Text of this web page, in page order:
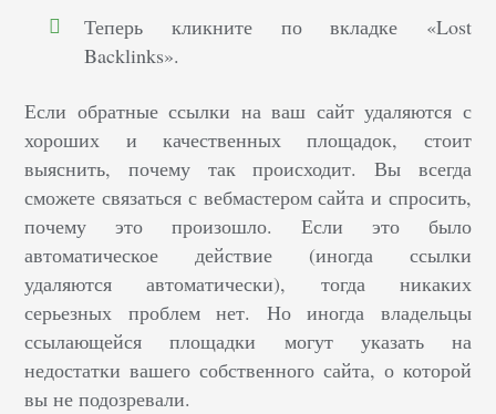
Теперь кликните по вкладке «Lost
Backlinks».
Если обратные ссылки на ваш сайт удаляются с
хороших и качественных площадок, стоит
выяснить, почему так происходит. Вы всегда
сможете связаться с вебмастером сайта и спросить,
почему это произошло. Если это было
автоматическое действие (иногда ссылки
удаляются автоматически), тогда никаких
серьезных проблем нет. Но иногда владельцы
ссылающейся площадки могут указать на
недостатки вашего собственного сайта, о которой
вы не подозревали.